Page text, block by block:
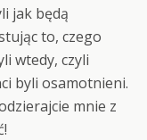
jak będą
to, czego
wtedy, czyli
byli osamotnieni.
mnie z